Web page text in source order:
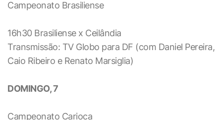
Campeonato Brasiliense
16h30 Brasiliense x Ceilândia
Transmissão: TV Globo para DF (com Daniel Pereira,
Caio Ribeiro e Renato Marsiglia)
DOMINGO, 7
Campeonato Carioca